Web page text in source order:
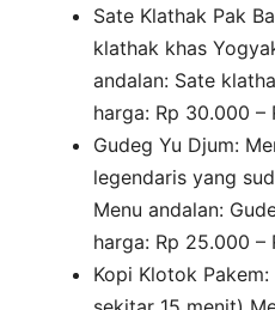
Sate Klathak Pak
klathak khas
andalan: Sate
harga: Rp 30.000 –
Gudeg Yu Djum:
legendaris yang
Menu andalan:
harga: Rp 25.000 –
Kopi Klotok